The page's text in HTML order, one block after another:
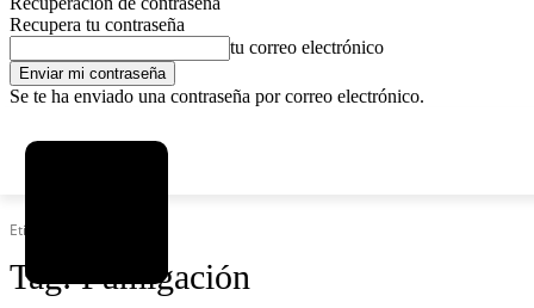
Recupera tu contraseña
tu correo electrónico
Se te ha enviado una contraseña por correo electrónico.
Etiquetas
Tag:Fumigación